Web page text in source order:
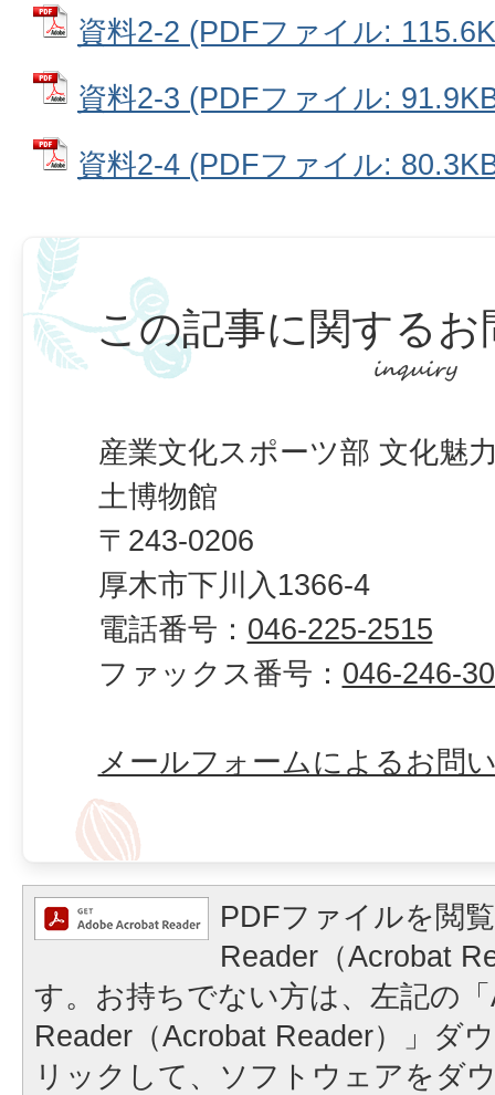
資料2-2 (PDFファイル:
資料2-3 (PDFファイル:
資料2-4 (PDFファイル:
この記事に関するお
産業文化スポーツ部 文化魅
土博物館
〒243-0206
厚木市下川入1366-4
電話番号： 046-225-2515
ファックス番号： 046-246-
メールフォームによるお問
PDFファイルを閲
Reader（Acrobat
す。お持ちでない方は、左記の
Reader（Acrobat Reader）」ダ
リックして、ソフトウェアをダ